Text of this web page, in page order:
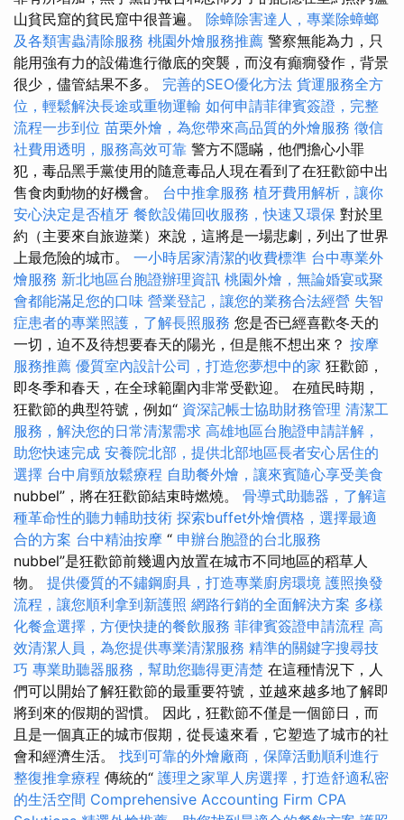
山貧民窟的貧民窟中很普遍。 除蟑除害達人，專業除蟑螂
及各類害蟲清除服務 桃園外燴服務推薦 警察無能為力，只
能用強有力的設備進行徹底的突襲，而沒有癲癇發作，背景
很少，儘管結果不多。 完善的SEO優化方法 貨運服務全方
位，輕鬆解決長途或重物運輸 如何申請菲律賓簽證，完整
流程一步到位 苗栗外燴，為您帶來高品質的外燴服務 徵信
社費用透明，服務高效可靠 警方不隱瞞，他們擔心小罪
犯，毒品黑手黨使用的隨意毒品人現在看到了在狂歡節中出
售食肉動物的好機會。 台中推拿服務 植牙費用解析，讓你
安心決定是否植牙 餐飲設備回收服務，快速又環保 對於里
約（主要來自旅遊業）來說，這將是一場悲劇，列出了世界
上最危險的城市。 一小時居家清潔的收費標準 台中專業外
燴服務 新北地區台胞證辦理資訊 桃園外燴，無論婚宴或聚
會都能滿足您的口味 營業登記，讓您的業務合法經營 失智
症患者的專業照護，了解長照服務 您是否已經喜歡冬天的
一切，迫不及待想要春天的陽光，但是熊不想出來？ 按摩
服務推薦 優質室內設計公司，打造您夢想中的家 狂歡節，
即冬季和春天，在全球範圍內非常受歡迎。 在殖民時期，
狂歡節的典型符號，例如“ 資深記帳士協助財務管理 清潔工
服務，解決您的日常清潔需求 高雄地區台胞證申請詳解，
助您快速完成 安養院北部，提供北部地區長者安心居住的
選擇 台中肩頸放鬆療程 自助餐外燴，讓來賓隨心享受美食
nubbel”，將在狂歡節結束時燃燒。 骨導式助聽器，了解這
種革命性的聽力輔助技術 探索buffet外燴價格，選擇最適
合的方案 台中精油按摩 “ 申辦台胞證的台北服務
nubbel”是狂歡節前幾週內放置在城市不同地區的稻草人
物。 提供優質的不鏽鋼廚具，打造專業廚房環境 護照換發
流程，讓您順利拿到新護照 網路行銷的全面解決方案 多樣
化餐盒選擇，方便快捷的餐飲服務 菲律賓簽證申請流程 高
效清潔人員，為您提供專業清潔服務 精準的關鍵字搜尋技
巧 專業助聽器服務，幫助您聽得更清楚 在這種情況下，人
們可以開始了解狂歡節的最重要符號，並越來越多地了解即
將到來的假期的習慣。 因此，狂歡節不僅是一個節日，而
且是一個真正的城市假期，從長遠來看，它塑造了城市的社
會和經濟生活。 找到可靠的外燴廠商，保障活動順利進行
整復推拿療程 傳統的“ 護理之家單人房選擇，打造舒適私密
的生活空間 Comprehensive Accounting Firm CPA